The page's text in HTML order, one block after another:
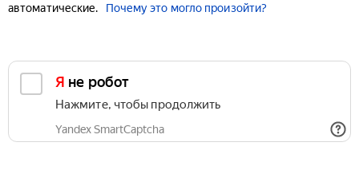
автоматические.
Почему это могло произойти?
Я не робот
Нажмите, чтобы продолжить
Yandex SmartCaptcha